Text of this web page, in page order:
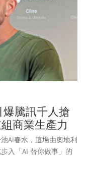
騰訊千人搶
商業生產力
AI春水，這場由奧地利
入「AI 替你做事」的